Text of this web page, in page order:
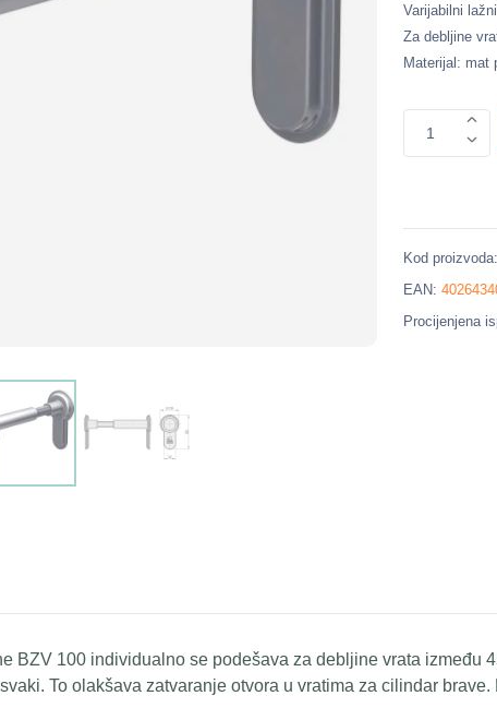
Varijabilni
Za debljine
Materijal: mat
1
Kod proizvoda:
EAN:
Procijenjena
BZV 100 individualno se podešava za debljine vrata između
To olakšava zatvaranje otvora u vratima za cilindar